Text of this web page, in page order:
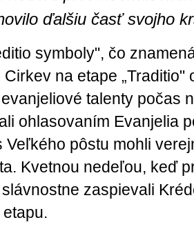
ďalšiu časť svojho
symboly", čo
Cirkev na etape
talenty počas
ohlasovaním Evanjelia
Veľkého pôstu mohli
Kvetnou nedeľou, keď
zaspievali